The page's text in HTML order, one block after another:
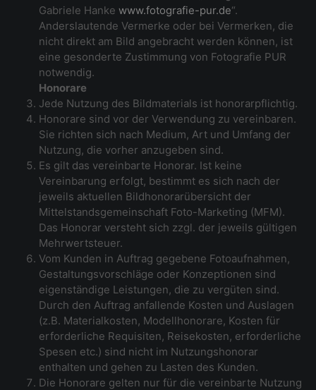
Gabriele Hanke www.fotografie-pur.de“.
Anderslautende Vermerke oder bei Vermerken, die
nicht direkt am Bild angebracht werden können, ist
eine gesonderte Zustimmung von Fotografie PUR
notwendig.
Honorare
Jede Nutzung des Bildmaterials ist honorarpflichtig.
Honorare sind vor der Verwendung zu vereinbaren.
Sie richten sich nach Medium, Art und Umfang der
Nutzung, die vorher anzugeben sind.
Es gilt das vereinbarte Honorar. Ist keine
Vereinbarung erfolgt, bestimmt es sich nach der
jeweils aktuellen Bildhonorarübersicht der
Mittelstandsgemeinschaft Foto-Marketing (MFM).
Das Honorar versteht sich zzgl. der jeweils gültigen
Mehrwertsteuer.
Vom Kunden in Auftrag gegebene Fotoaufnahmen,
Gestaltungsvorschläge oder Konzeptionen sind
eigenständige Leistungen, die zu vergüten sind.
Durch den Auftrag anfallende Kosten und Auslagen
(z.B. Materialkosten, Modellhonorare, Kosten für
erforderliche Requisiten, Reisekosten, erforderliche
Spesen etc.) sind nicht im Nutzungshonorar
enthalten und gehen zu Lasten des Kunden.
Die Honorare gelten nur für die vereinbarte Nutzung